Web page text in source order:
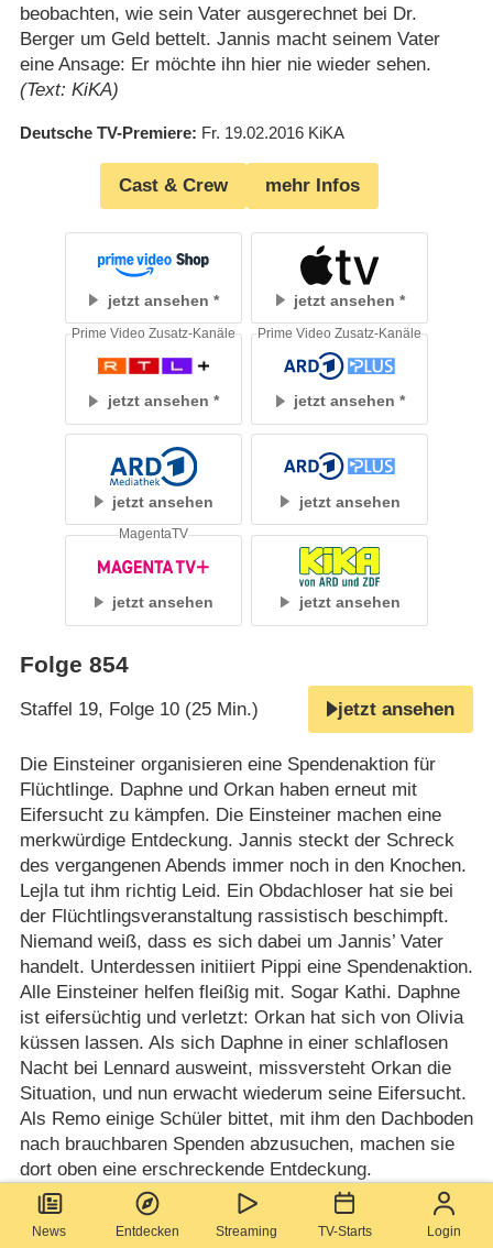
News Entdecken Streaming TV-Starts Login
beobachten, wie sein Vater ausgerechnet bei Dr.
Berger um Geld bettelt. Jannis macht seinem Vater
eine Ansage: Er möchte ihn hier nie wieder sehen.
(Text: KiKA)
Deutsche TV-Premiere Fr. 19.02.2016 KiKA
Cast & Crew mehr Infos
jetzt ansehen jetzt ansehen
jetzt ansehen
Prime Video Zusatz-Kanäle
jetzt ansehen
Prime Video Zusatz-Kanäle
jetzt ansehen jetzt ansehen
jetzt ansehen
MagentaTV
jetzt ansehen
Folge 854
Staffel 19, Folge 10 (25 Min.) jetzt ansehen
Die Einsteiner organisieren eine Spendenaktion für
Flüchtlinge. Daphne und Orkan haben erneut mit
Eifersucht zu kämpfen. Die Einsteiner machen eine
merkwürdige Entdeckung. Jannis steckt der Schreck
des vergangenen Abends immer noch in den Knochen.
Lejla tut ihm richtig Leid. Ein Obdachloser hat sie bei
der Flüchtlingsveranstaltung rassistisch beschimpft.
Niemand weiß, dass es sich dabei um Jannis’ Vater
handelt. Unterdessen initiiert Pippi eine Spendenaktion.
Alle Einsteiner helfen fleißig mit. Sogar Kathi. Daphne
ist eifersüchtig und verletzt: Orkan hat sich von Olivia
küssen lassen. Als sich Daphne in einer schlaflosen
Nacht bei Lennard ausweint, missversteht Orkan die
Situation, und nun erwacht wiederum seine Eifersucht.
Als Remo einige Schüler bittet, mit ihm den Dachboden
nach brauchbaren Spenden abzusuchen, machen sie
dort oben eine erschreckende Entdeckung.
(Text: KiKA)
Deutsche TV-Premiere Mo. 22.02.2016 KiKA